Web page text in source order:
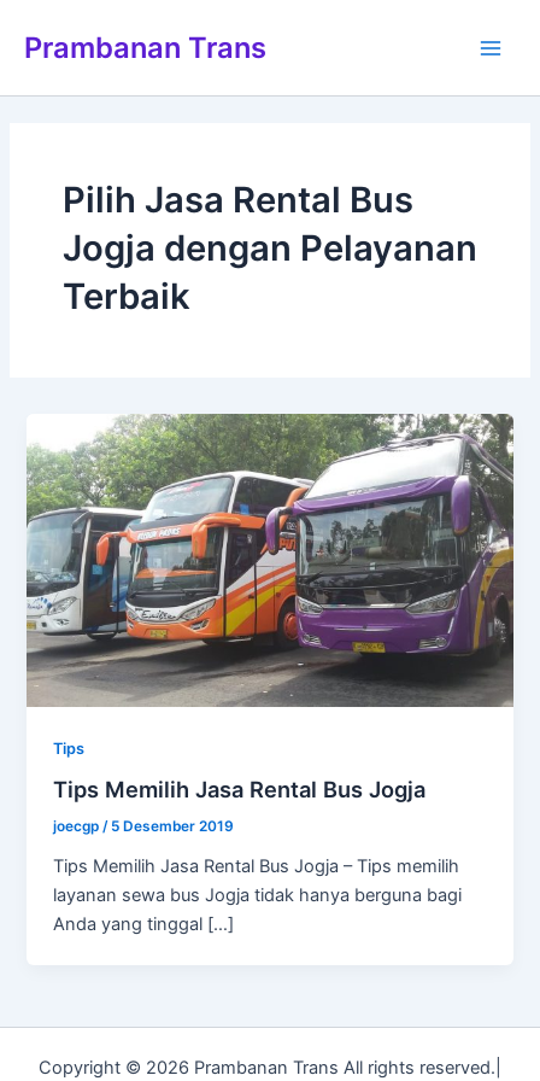
Prambanan Trans
Pilih Jasa Rental Bus
Jogja dengan Pelayanan
Terbaik
Tips
Tips Memilih Jasa Rental Bus Jogja
joecgp/ 5 Desember 2019
Tips Memilih Jasa Rental Bus Jogja – Tips memilih
layanan sewa bus Jogja tidak hanya berguna bagi
Anda yang tinggal […]
Copyright © 2026 Prambanan Trans All rights reserved.|